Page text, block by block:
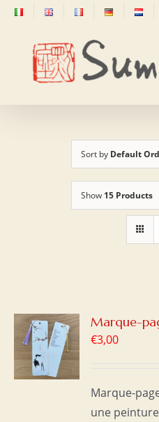
Skip
content
Sort by Default
Show 15 Products
Marque-
€3,00
Marque-
une